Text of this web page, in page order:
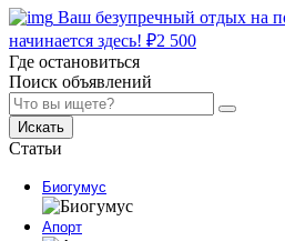
Ваш безупречный отдых на
начинается здесь! ₽2 500
Где остановиться
Поиск объявлений
Искать
Статьи
Биогумус
Апорт